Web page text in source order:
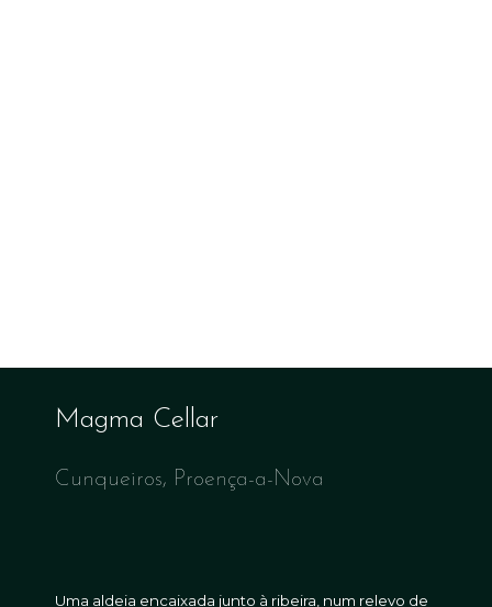
Magma Cellar
Cunqueiros, Proença-a-Nova
Uma aldeia encaixada junto à ribeira, num relevo de